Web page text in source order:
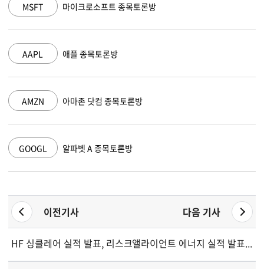
MSFT 마이크로소프트 종목토론방
AAPL 애플 종목토론방
AMZN 아마존 닷컴 종목토론방
GOOGL 알파벳 A 종목토론방
이전기사 다음 기사
HF 싱클레어 실적 발표, 리스크 속 반등 신호앨라이언트 에너지 실적 발표...